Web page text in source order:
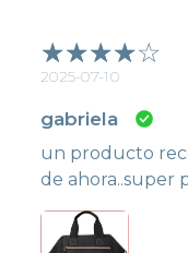
2025-07-10
gabriela
un producto
de ahora..super